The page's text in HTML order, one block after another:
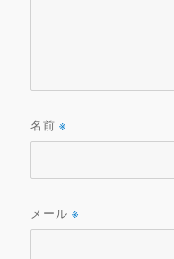
名前※
メール※